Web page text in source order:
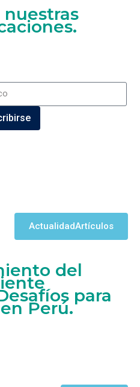
ActualidadArtículos
del
para
Perú.